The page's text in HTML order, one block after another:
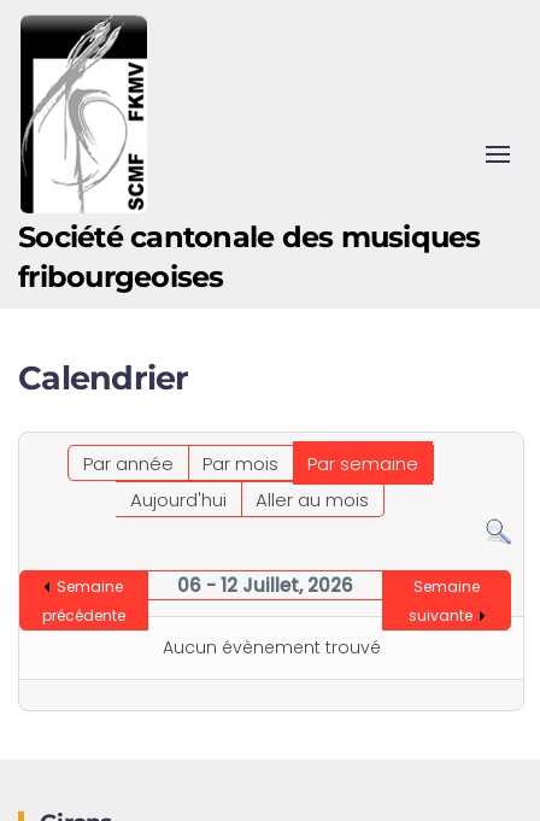
Accéder au contenu principal
Société cantonale des musiques
fribourgeoises
Calendrier
Par année Par mois
Par semaine
Aujourd'hui
Aller au mois
Semaine
précédente
06 - 12 Juillet, 2026
Semaine
suivante
Aucun évènement trouvé